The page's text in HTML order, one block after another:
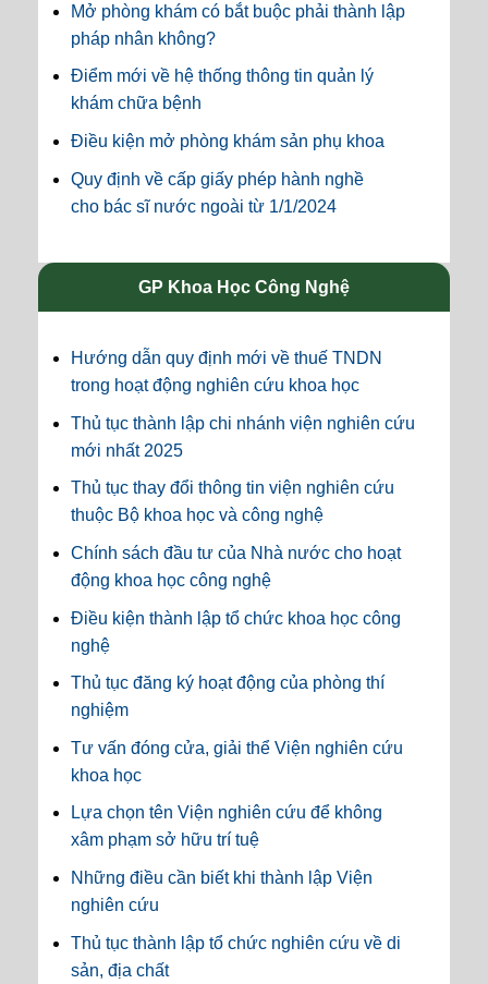
Mở phòng khám có bắt buộc phải thành lập
pháp nhân không?
Điểm mới về hệ thống thông tin quản lý
khám chữa bệnh
Điều kiện mở phòng khám sản phụ khoa
Quy định về cấp giấy phép hành nghề
cho bác sĩ nước ngoài từ 1/1/2024
GP Khoa Học Công Nghệ
Hướng dẫn quy định mới về thuế TNDN
trong hoạt động nghiên cứu khoa học
Thủ tục thành lập chi nhánh viện nghiên cứu
mới nhất 2025
Thủ tục thay đổi thông tin viện nghiên cứu
thuộc Bộ khoa học và công nghệ
Chính sách đầu tư của Nhà nước cho hoạt
động khoa học công nghệ
Điều kiện thành lập tổ chức khoa học công
nghệ
Thủ tục đăng ký hoạt động của phòng thí
nghiệm
Tư vấn đóng cửa, giải thể Viện nghiên cứu
khoa học
Lựa chọn tên Viện nghiên cứu để không
xâm phạm sở hữu trí tuệ
Những điều cần biết khi thành lập Viện
nghiên cứu
Thủ tục thành lập tổ chức nghiên cứu về di
sản, địa chất